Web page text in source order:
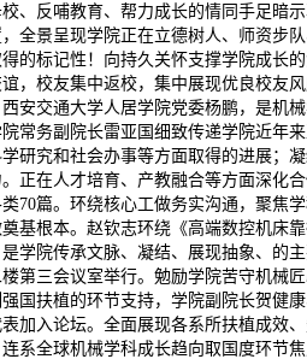
、反哺教育、帮力成长的情同手足暗
全景呈现学院正在立德树人、师资步
的标记性！向持久关怀支撑学院成长
，校友集中返校，集中展现优良校友
安交通大学人居学院党委杨鹏，是机
常务副院长雷亚国细致传递学院近年
研究和社会办事等方面取得的进展；
正在人才培育、产教融合等方面深化
70篇。环绕核心工做务实沟通，聚焦
基根本。赵钦志环绕《高端数控机床
学院传承文脉、凝结、展现抽象、的
第三会议室举行。勉励学院苦守机械
国扶植的环节支持，学院副院长贺健
加入论坛。全面展现各系所扶植成效
系全球机械学科成长趋向取国度环节